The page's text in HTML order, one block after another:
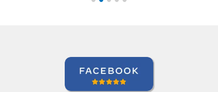
Curso de Checo em San Francisco